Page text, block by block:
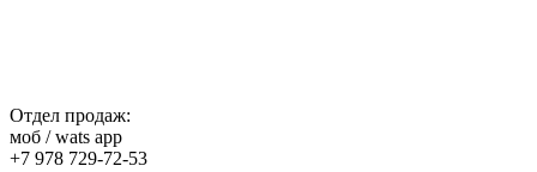
Отдел продаж:
моб / wats app
+7 978 729-72-53